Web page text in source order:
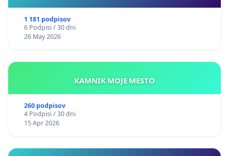
1 181 podpisov
6 Podpisi / 30 dni
26 May 2026
KAMNIK MOJE MESTO
260 podpisov
4 Podpisi / 30 dni
15 Apr 2026